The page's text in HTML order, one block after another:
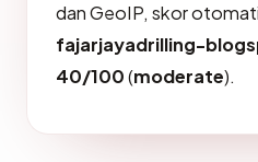
dan GeoIP, skor
fajarjayadrilling-
40/100(moderate).